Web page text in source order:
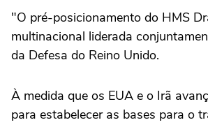
"O pré-posicionamento ⁠do HMS
multinacional liderada
da Defesa do Reino Unido.
À medida que os EUA e o Irã
⁠para estabelecer as bases para o